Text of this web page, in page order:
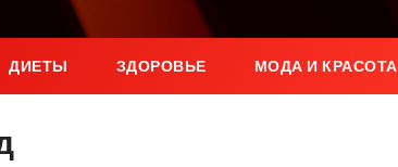
ДИЕТЫ ЗДОРОВЬЕ МОДА И КРАСОТА